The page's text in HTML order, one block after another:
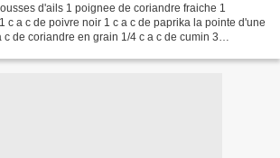
d'ails 1 poignee de coriandre fraiche 1
c a c de poivre noir 1 c a c de paprika la pointe d'une
c de coriandre en grain 1/4 c a c de cumin 3